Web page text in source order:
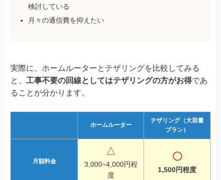
検討している
月々の通信費を抑えたい
実際に、ホームルーターとテザリングを比較してみる
と、 工事不要の回線としてはテザリングの方がお得であ
ることが分かります。
ホームルーター
テザリング（大容量
プラン）
月額料金
△
3,000~4,000円程
度
〇
1,500円程度